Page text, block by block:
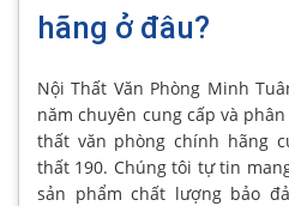
hãng ở đâu?
Nội Thất Văn Phòng Minh
năm chuyên cung cấp và
thất văn phòng chính hãng
thất 190. Chúng tôi tự tin
sản phẩm chất lượng bảo